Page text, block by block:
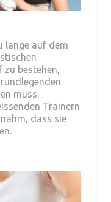
lange auf dem
zu bestehen,
muss.
Trainern
dass sie